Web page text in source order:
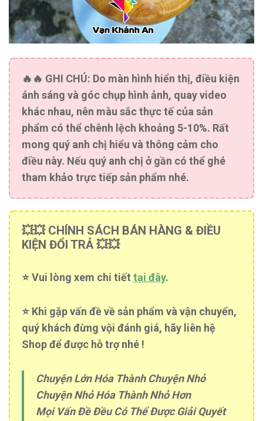
🔥🔥 GHI CHÚ: Do màn hình hiển thị, điều kiện
ánh sáng và góc chụp hình ảnh, quay video
khác nhau, nên màu sắc thực tế của sản
phẩm có thể chênh lệch khoảng 5-10%. Rất
mong quý anh chị hiểu và thông cảm cho
điều này. Nếu quý anh chị ở gần có thể ghé
tham khảo trực tiếp sản phẩm nhé.
💥💥 CHÍNH SÁCH BÁN HÀNG & ĐIỀU
KIỆN ĐỔI TRẢ 💥💥
⭐️ Vui lòng xem chi tiết tại đây.
⭐️ Khi gặp vấn đề về sản phẩm và vận chuyển,
quý khách đừng vội đánh giá, hãy liên hệ
Shop để được hỗ trợ nhé !
Chuyện Lớn Hóa Thành Chuyện Nhỏ
Chuyện Nhỏ Hóa Thành Nhỏ Hơn
Mọi Vấn Đề Đều Có Thể Được Giải Quyết